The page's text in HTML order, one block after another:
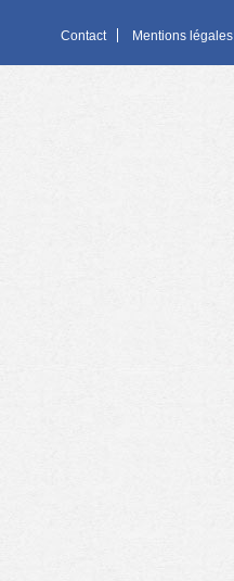
Contact Mentions légales